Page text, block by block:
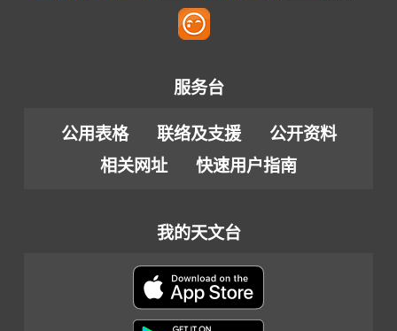
服务台
公用表格 联络及支援
公开资料
相关网址
快速用户指南
我的天文台